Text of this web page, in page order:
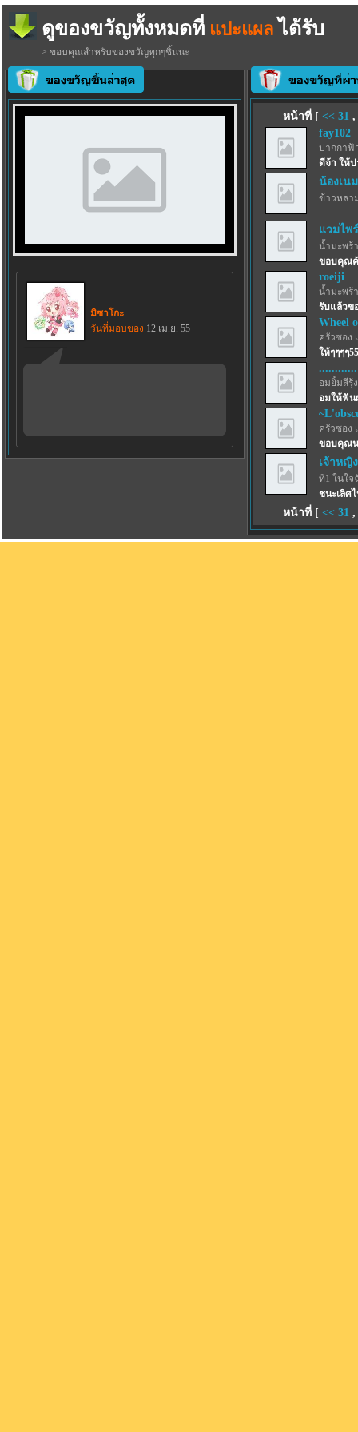
ดูของขวัญทั้งหมดที่ แปะแผล ได้รับ
> ขอบคุณสำหรับของขวัญทุกๆชิ้นนะ
มิซาโกะ
วันที่มอบของ 12 เม.ย. 55
หน้าที่ [ << 31 ,
fay102
ปากกาฟ้
ดีจ้า ให้
น้องเน
ข้าวหลา
แวมไพ
น้ำมะพร้
ขอบคุณ
roeiji
น้ำมะพร้
รับแล้วข
Wheel
ครัวซอง
ให้ๆๆๆๆ
............
อมยิ้มสีรุ้ง
อมให้ฟัน
ครัวซอง
ขอบคุณน
เจ้าหญิ
ที่1 ในใจ
ชนะเลิศไ
หน้าที่ [ << 31 ,